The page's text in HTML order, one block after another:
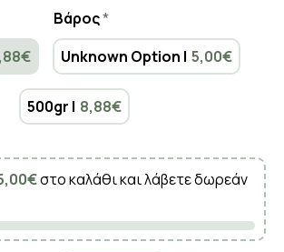
Βάρος
Unknown Option | 5,00€
500gr | 8,88€
στο καλάθι και λάβετε δωρεάν